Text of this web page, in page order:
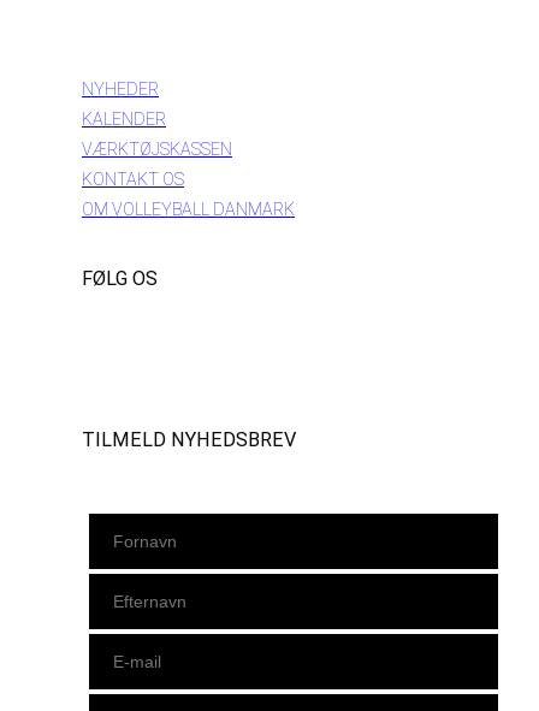
NYHEDER
KALENDER
VÆRKTØJSKASSEN
KONTAKT OS
OM VOLLEYBALL DANMARK
FØLG OS
TILMELD NYHEDSBREV